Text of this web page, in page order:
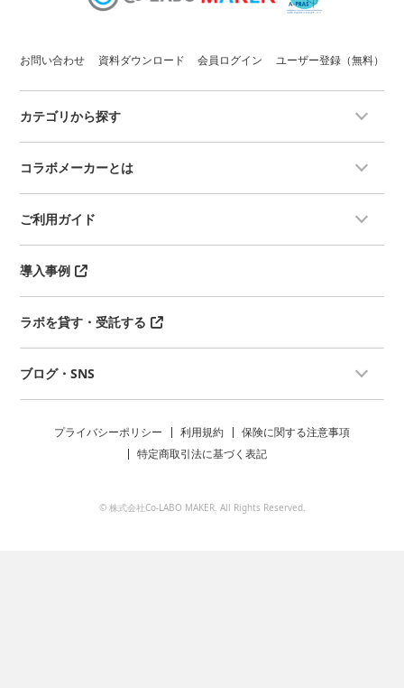
お問い合わせ 資料ダウンロード 会員ログイン ユーザー登録（無料）
カテゴリから探す
コラボメーカーとは
ご利用ガイド
導入事例
ラボを貸す・受託する
ブログ・SNS
プライバシーポリシー 利用規約
保険に関する注意事項
特定商取引法に基づく表記
© 株式会社Co-LABO MAKER. All Rights Reserved.